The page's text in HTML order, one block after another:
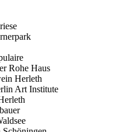
Rohe Haus
Herleth
Art Institute